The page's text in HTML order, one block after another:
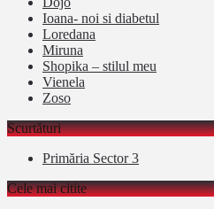
Ioana- noi si diabetul
Loredana
Miruna
Shopika – stilul meu
Vienela
Zoso
Scurtături
Primăria Sector 3
Cele mai citite